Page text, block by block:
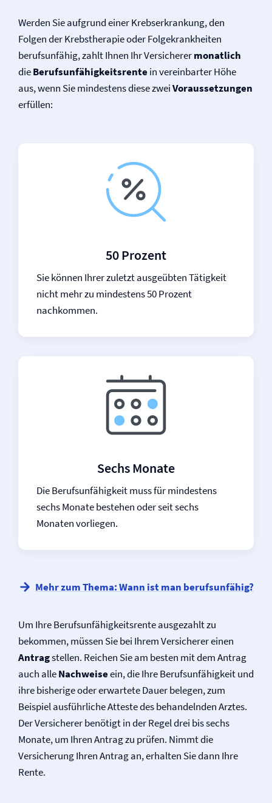
Werden Sie aufgrund einer Krebserkrankung, den
Folgen der Krebstherapie oder Folgekrankheiten
berufsunfähig, zahlt Ihnen Ihr Versicherermonatlich
dieBerufs­unfähigkeitsrentein vereinbarter Höhe
aus, wenn Sie mindestens diese zweiVoraussetzungen
erfüllen:
50 Prozent
Sie können Ihrer zuletzt ausgeübten Tätigkeit
nicht mehr zu mindestens 50 Prozent
nachkommen.
Sechs Monate
Die Be­rufs­un­fähig­keit muss für mindestens
sechs Monate bestehen oder seit sechs
Monaten vorliegen.
Mehr zum Thema: Wann ist man berufsunfähig?
Um Ihre Berufs­unfähigkeitsrente ausgezahlt zu
bekommen, müssen Sie bei Ihrem Versicherer einen
Antragstellen. Reichen Sie am besten mit dem Antrag
auch alleNachweiseein, die Ihre Berufs­unfähigkeit und
ihre bisherige oder erwartete Dauer belegen, zum
Beispiel ausführliche Atteste des behandelnden Arztes.
Der Versicherer benötigt in der Regel drei bis sechs
Monate, um Ihren Antrag zu prüfen. Nimmt die
Versicherung Ihren Antrag an, erhalten Sie dann Ihre
Rente.